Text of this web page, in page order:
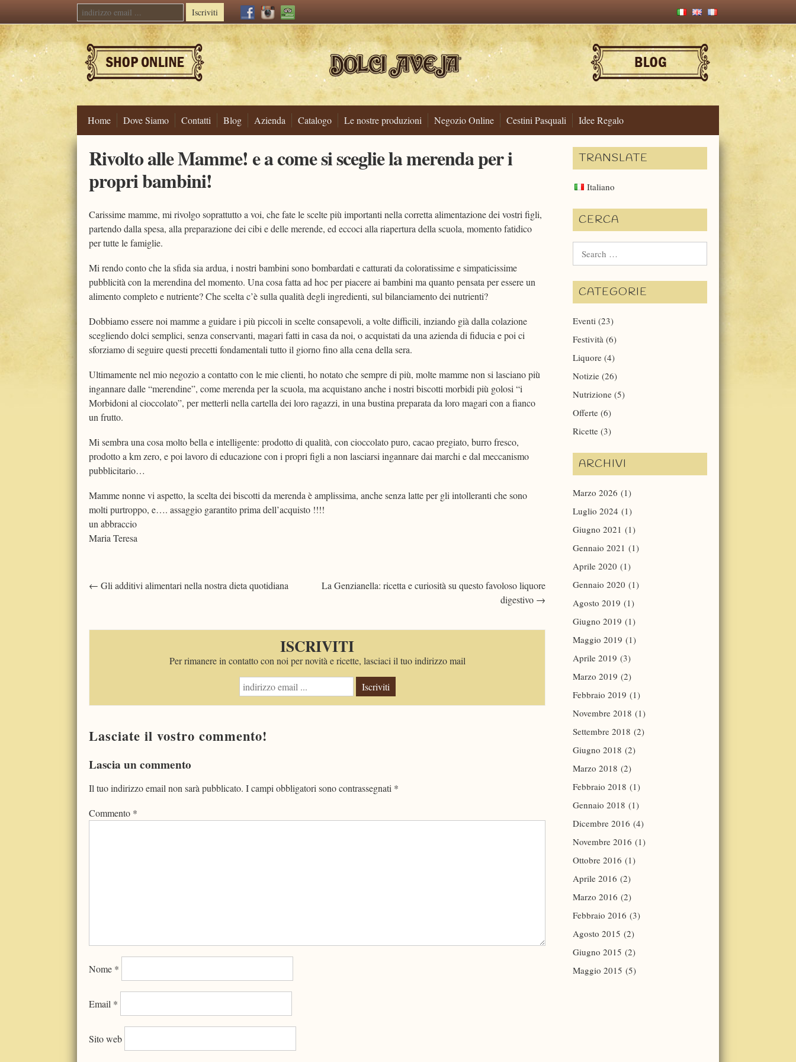
Iscriviti
Home Dove Siamo Contatti Blog Azienda Catalogo Le nostre produzioni Negozio Online Cestini Pasquali
Idee Regalo
Skip
content
Rivolto alle Mamme! e a come si sceglie la merenda per i
propri bambini!
Carissime mamme, mi rivolgo soprattutto a voi, che fate le scelte più importanti nella corretta alimentazione dei vostri figli,
partendo dalla spesa, alla preparazione dei cibi e delle merende, ed eccoci alla riapertura della scuola, momento fatidico
per tutte le famiglie.
Mi rendo conto che la sfida sia ardua, i nostri bambini sono bombardati e catturati da coloratissime e simpaticissime
pubblicità con la merendina del momento. Una cosa fatta ad hoc per piacere ai bambini ma quanto pensata per essere un
alimento completo e nutriente? Che scelta c’è sulla qualità degli ingredienti, sul bilanciamento dei nutrienti?
Dobbiamo essere noi mamme a guidare i più piccoli in scelte consapevoli, a volte difficili, inziando già dalla colazione
scegliendo dolci semplici, senza conservanti, magari fatti in casa da noi, o acquistati da una azienda di fiducia e poi ci
sforziamo di seguire questi precetti fondamentali tutto il giorno fino alla cena della sera.
Ultimamente nel mio negozio a contatto con le mie clienti, ho notato che sempre di più, molte mamme non si lasciano più
ingannare dalle “merendine”, come merenda per la scuola, ma acquistano anche i nostri biscotti morbidi più golosi “i
Morbidoni al cioccolato”, per metterli nella cartella dei loro ragazzi, in una bustina preparata da loro magari con a fianco
un frutto.
Mi sembra una cosa molto bella e intelligente: prodotto di qualità, con cioccolato puro, cacao pregiato, burro fresco,
prodotto a km zero, e poi lavoro di educazione con i propri figli a non lasciarsi ingannare dai marchi e dal meccanismo
pubblicitario…
Mamme nonne vi aspetto, la scelta dei biscotti da merenda è amplissima, anche senza latte per gli intolleranti che sono
molti purtroppo, e…. assaggio garantito prima dell’acquisto !!!!
un abbraccio
Maria Teresa
Post
← Gli additivi alimentari nella nostra dieta quotidiana
La Genzianella: ricetta e curiosità su questo favoloso liquore
digestivo →
ISCRIVITI
Per rimanere in contatto con noi per novità e ricette, lasciaci il tuo indirizzo mail
Iscriviti
Lasciate il vostro commento!
Lascia un commento
Il tuo indirizzo email non sarà pubblicato. I campi obbligatori sono contrassegnati *
Commento *
Nome *
Email *
Sito web
TRANSLATE
Italiano
CERCA
for:
CATEGORIE
Eventi (23)
Festività (6)
Liquore (4)
Notizie (26)
Nutrizione (5)
Offerte (6)
Ricette (3)
ARCHIVI
Marzo 2026 (1)
Luglio 2024 (1)
Giugno 2021 (1)
Gennaio 2021 (1)
Aprile 2020 (1)
Gennaio 2020 (1)
Agosto 2019 (1)
Giugno 2019 (1)
Maggio 2019 (1)
Aprile 2019 (3)
Marzo 2019 (2)
Febbraio 2019 (1)
Novembre 2018 (1)
Settembre 2018 (2)
Giugno 2018 (2)
Marzo 2018 (2)
Febbraio 2018 (1)
Gennaio 2018 (1)
Dicembre 2016 (4)
Novembre 2016 (1)
Ottobre 2016 (1)
Aprile 2016 (2)
Marzo 2016 (2)
Febbraio 2016 (3)
Agosto 2015 (2)
Giugno 2015 (2)
Maggio 2015 (5)